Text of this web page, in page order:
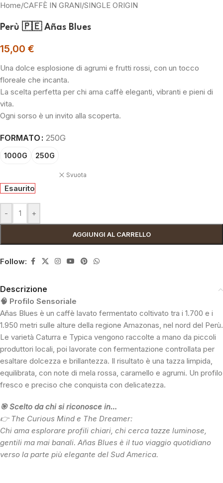
Home/CAFFÈ IN GRANI/SINGLE ORIGIN
Perù 🇵🇪 Añas Blues
15,00 €
Una dolce esplosione di agrumi e frutti rossi, con un tocco
floreale che incanta.
La scelta perfetta per chi ama caffè eleganti, vibranti e pieni di
vita.
Ogni sorso è un invito alla scoperta.
FORMATO 250G
1000G 250G
Svuota
Esaurito
- +
AGGIUNGI AL CARRELLO
Follow:
Descrizione
🧠 Profilo Sensoriale
Añas Blues è un caffè lavato fermentato coltivato tra i 1.700 e i
1.950 metri sulle alture della regione Amazonas, nel nord del Perù.
Le varietà Caturra e Typica vengono raccolte a mano da piccoli
produttori locali, poi lavorate con fermentazione controllata per
esaltare dolcezza e brillantezza. Il risultato è una tazza limpida,
equilibrata, con note di mela rossa, caramello e agrumi. Un profilo
fresco e preciso che conquista con delicatezza.
🎯 Scelto da chi si riconosce in…
👉 The Curious Mind e The Dreamer:
Chi ama esplorare profili chiari, chi cerca tazze luminose,
gentili ma mai banali. Añas Blues è il tuo viaggio quotidiano
verso la parte più elegante del Sud America.